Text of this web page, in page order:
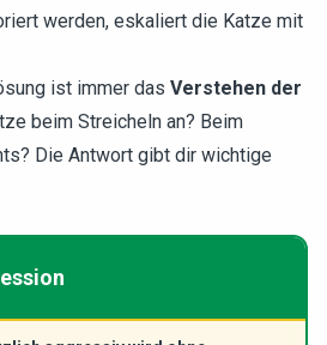
werden, eskaliert die Katze mit
ist immer das Verstehen der
beim Streicheln an? Beim
Die Antwort gibt dir wichtige